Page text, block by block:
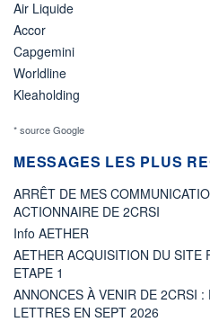
Air Liquide
Accor
Capgemini
Worldline
Kleaholding
* source Google
MESSAGES LES PLUS
ARRÊT DE MES
ACTIONNAIRE DE 2CRSI
Info AETHER
AETHER ACQUISITION DU SITE
ETAPE 1
ANNONCES À VENIR DE 2CRSI
LETTRES EN SEPT 2026